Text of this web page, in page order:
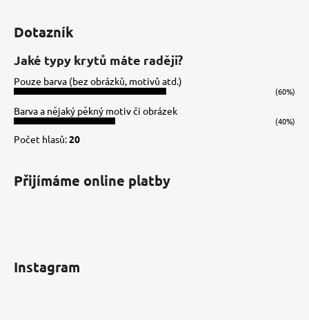
Dotazník
Jaké typy krytů máte raději?
Pouze barva (bez obrázků, motivů atd.)
(60%)
Barva a nějaký pěkný motiv či obrázek
(40%)
Počet hlasů:20
Přijímáme online platby
Instagram